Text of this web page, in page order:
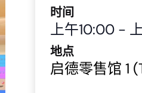
时间
上午10:00 -
地点
启德零售馆 1